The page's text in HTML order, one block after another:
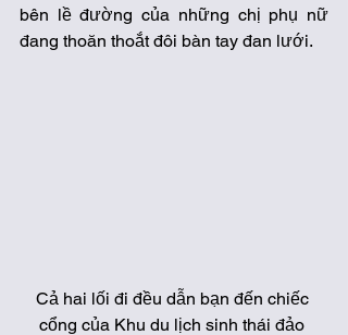
bên lề đường của những chị phụ nữ
đang thoăn thoắt đôi bàn tay đan lưới.
Cả hai lối đi đều dẫn bạn đến chiếc
cổng của Khu du lịch sinh thái đảo